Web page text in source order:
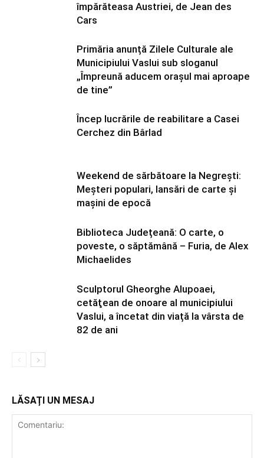
împărăteasa Austriei, de Jean des
Cars
Primăria anunță Zilele Culturale ale
Municipiului Vaslui sub sloganul
„Împreună aducem orașul mai aproape
de tine”
Încep lucrările de reabilitare a Casei
Cerchez din Bârlad
Weekend de sărbătoare la Negrești:
Meșteri populari, lansări de carte și
mașini de epocă
Biblioteca Județeană: O carte, o
poveste, o săptămână – Furia, de Alex
Michaelides
Sculptorul Gheorghe Alupoaei,
cetăţean de onoare al municipiului
Vaslui, a încetat din viață la vârsta de
82 de ani
LĂSAȚI UN MESAJ